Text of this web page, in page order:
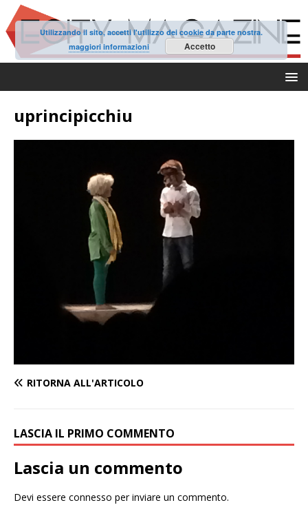
uprincipicchiu
RITORNA ALL'ARTICOLO
LASCIA IL PRIMO COMMENTO
Lascia un commento
Devi essere connesso per inviare un commento.
Utilizzando il sito, accetti l'utilizzo dei cookie da parte nostra.
maggiori informazioni
Accetto